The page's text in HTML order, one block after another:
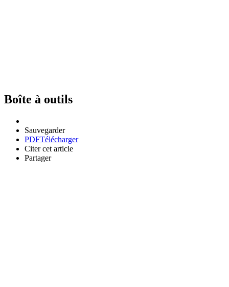
Boîte à outils
Sauvegarder
PDFTélécharger
Citer cet article
Partager